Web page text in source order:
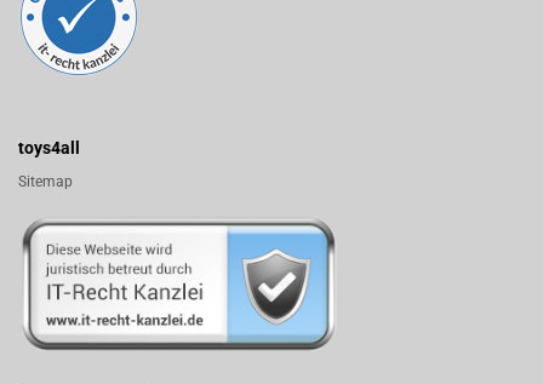
toys4all
Sitemap